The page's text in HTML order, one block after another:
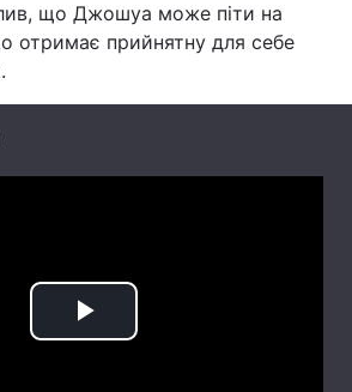
Лайт
Статті
що Джошуа може піти на
отримає прийнятну для себе
Play